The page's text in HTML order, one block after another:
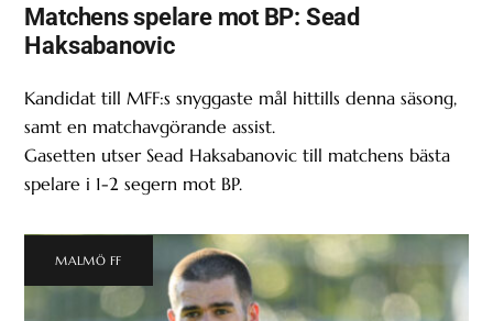
Matchens spelare mot BP: Sead
Haksabanovic
Kandidat till MFF:s snyggaste mål hittills denna säsong,
samt en matchavgörande assist.
Gasetten utser Sead Haksabanovic till matchens bästa
spelare i 1-2 segern mot BP.
MALMÖ FF